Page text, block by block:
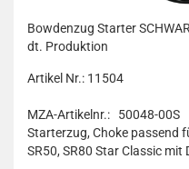
Bowdenzug Starter
dt. Produktion
Artikel Nr.: 11504
MZA-Artikelnr.: 50048-00S
Starterzug, Choke passend
SR50, SR80 Star Classic mit